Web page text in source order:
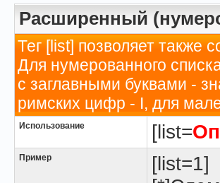
Расширенный
Тег [list] позволяет также
Для нумерованного
с заглавными буквами -
римских цифр - I, для
Использование [list=
Пример
[list=1]